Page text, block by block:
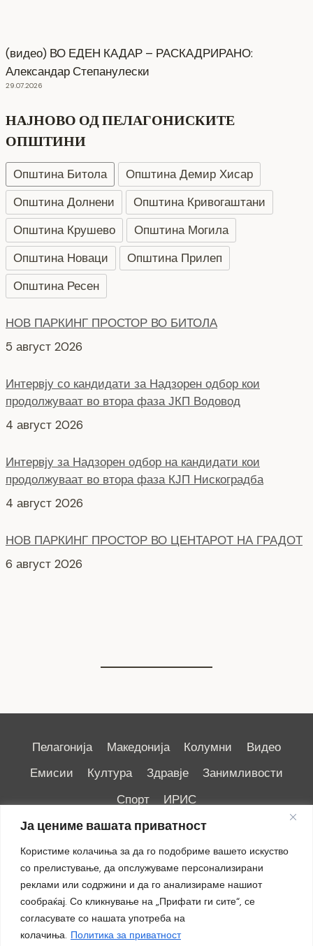
Ја цениме вашата приватност
Користиме колачиња за да го подобриме вашето искуство
со прелистување, да опслужуваме персонализирани
реклами или содржини и да го анализираме нашиот
сообраќај. Со кликнување на „Прифати ги сите“, се
согласувате со нашата употреба на
колачиња. Политика за приватност
(видео) ВО ЕДЕН КАДАР – РАСКАДРИРАНО:
Александар Степанулески
29.07.2026
НАЈНОВО ОД ПЕЛАГОНИСКИТЕ
ОПШТИНИ
Општина Битола
Општина Демир Хисар
Општина Долнени
Општина Кривогаштани
Општина Крушево
Општина Могила
Општина Новаци
Општина Прилеп
Општина Ресен
НОВ ПАРКИНГ ПРОСТОР ВО БИТОЛА
5 август 2026
Интервју со кандидати за Надзорен одбор кои
продолжуваат во втора фаза ЈКП Водовод
4 август 2026
Интервју за Надзорен одбор на кандидати кои
продолжуваат во втора фаза КЈП Нискоградба
4 август 2026
НОВ ПАРКИНГ ПРОСТОР ВО ЦЕНТАРОТ НА ГРАДОТ
6 август 2026
Пелагонија Македонија Колумни
Видео
Емисии
Култура Здравје
Занимливости
Спорт
ИРИС
Импресум|Маркетинг